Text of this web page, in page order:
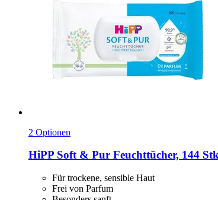
2 Optionen
HiPP Soft & Pur Feuchttücher, 144
Für trockene, sensible Haut
Frei von Parfum